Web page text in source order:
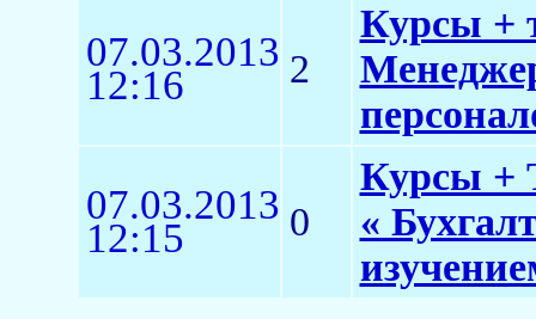
07.03.2013
12:16 2
Курсы +
07.03.2013
12:15 0
Курсы +
«